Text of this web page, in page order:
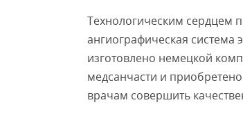
Технологическим сердцем
ангиографическая
изготовлено немецкой
медсанчасти и
врачам совершить